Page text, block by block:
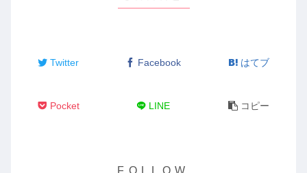
Twitter Facebook はてブ
Pocket LINE コピー